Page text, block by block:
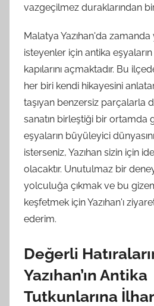
vazgeçilmez duraklarından
Malatya Yazıhan'da
isteyenler için antika
kapılarını açmaktadır. Bu
her biri kendi hikayesini
taşıyan benzersiz parçalarla
sanatın birleştiği bir ortamda
eşyaların büyüleyici
isterseniz, Yazıhan sizin için
olacaktır. Unutulmaz bir
yolculuğa çıkmak ve bu
keşfetmek için Yazıhan'ı
ederim.
Değerli
Yazıhan’ın Antika
Tutkunlarına